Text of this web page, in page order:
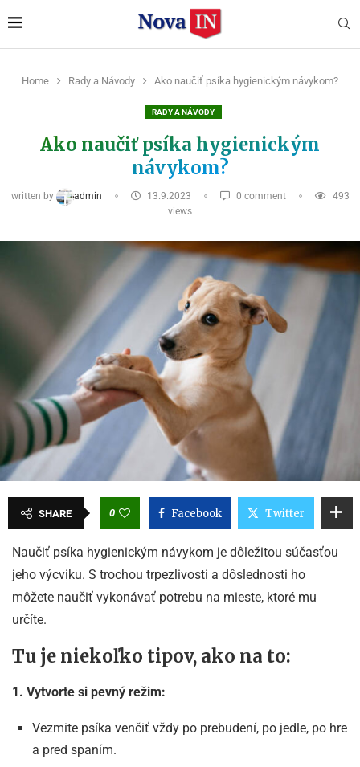
Home Rady a Návody Ako naučiť psíka hygienickým návykom?
RADY A NÁVODY
Ako naučiť psíka hygienickým
návykom?
written by admin 13.9.2023 0 comment
493
views
SHARE 0 Facebook Twitter
Naučiť psíka hygienickým návykom je dôležitou súčasťou
jeho výcviku. S trochou trpezlivosti a dôslednosti ho
môžete naučiť vykonávať potrebu na mieste, ktoré mu
určíte.
Tu je niekoľko tipov, ako na to:
1. Vytvorte si pevný režim:
Vezmite psíka venčiť vždy po prebudení, po jedle, po hre
a pred spaním.